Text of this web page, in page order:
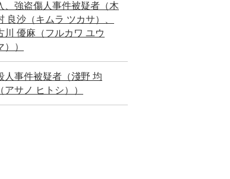
、強盗傷人事件被疑者（木
良沙（キムラ ツカサ）、
川 優麻（フルカワ ユウ
））
人事件被疑者（淺野 均
（アサノ ヒトシ））